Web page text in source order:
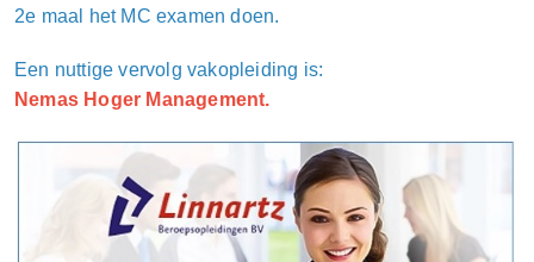
2e maal het MC examen doen.
Een nuttige vervolg vakopleiding is:
Nemas Hoger Management.